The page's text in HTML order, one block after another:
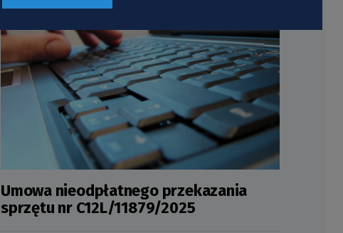
Umowa nieodpłatnego przekazania
sprzętu nr C12L/11879/2025